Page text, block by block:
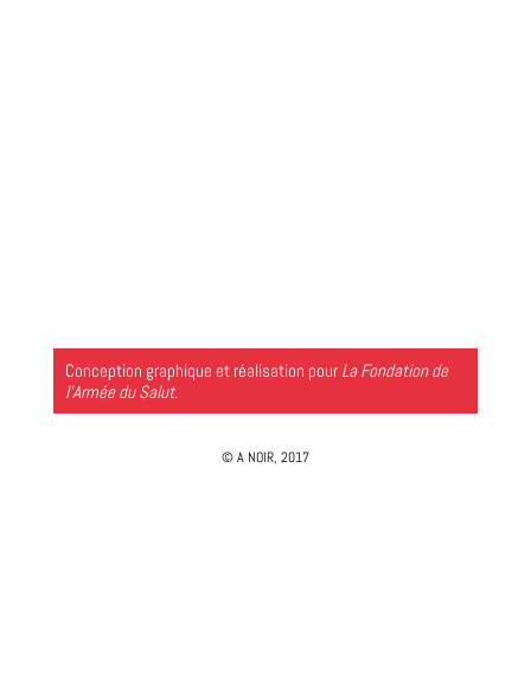
Conception graphique et réalisation pour La Fondation de
l’Armée du Salut.
© A NOIR, 2017